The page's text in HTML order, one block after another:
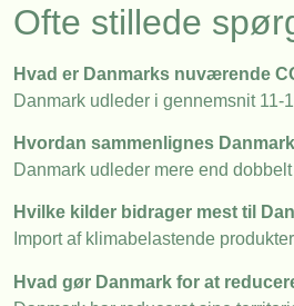
Ofte stillede
Hvad er Danmarks nuværende
Danmark udleder i gennemsnit 11-
Hvordan sammenlignes
Danmark udleder mere end
Hvilke kilder bidrager mest til
Import af klimabelastende
Hvad gør Danmark for at